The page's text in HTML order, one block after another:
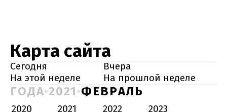
Карта сайта
Сегодня
Вчера
На этой неделе
На прошлой неделе
ГОДА 2021 ФЕВРАЛЬ
2020 2021 2022
2023